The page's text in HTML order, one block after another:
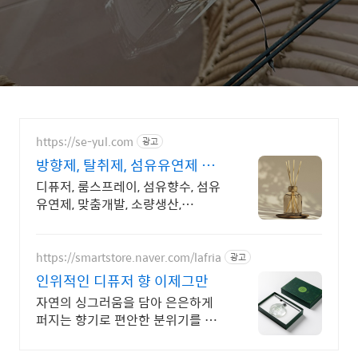
https://se-yul.com 광고
방향제, 탈취제, 섬유유연제 맞
춤개발, 극소량 맞춤생산
디퓨저, 룸스프레이, 섬유향수, 섬유
유연제, 맞춤개발, 소량생산,
생산,출고까지 한번에!
https://smartstore.naver.com/lafria 광고
인위적인 디퓨저 향 이제그만
자연의 싱그러움을 담아 은은하게
퍼지는 향기로 편안한 분위기를 느